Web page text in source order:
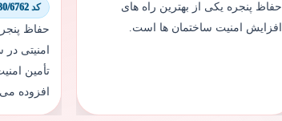
حفاظ پنجره یکی از بهترین راه های
افزایش امنیت ساختمان ها است.
کد 9630/6762
حفاظ
امنیتی
تأمین
افزوده